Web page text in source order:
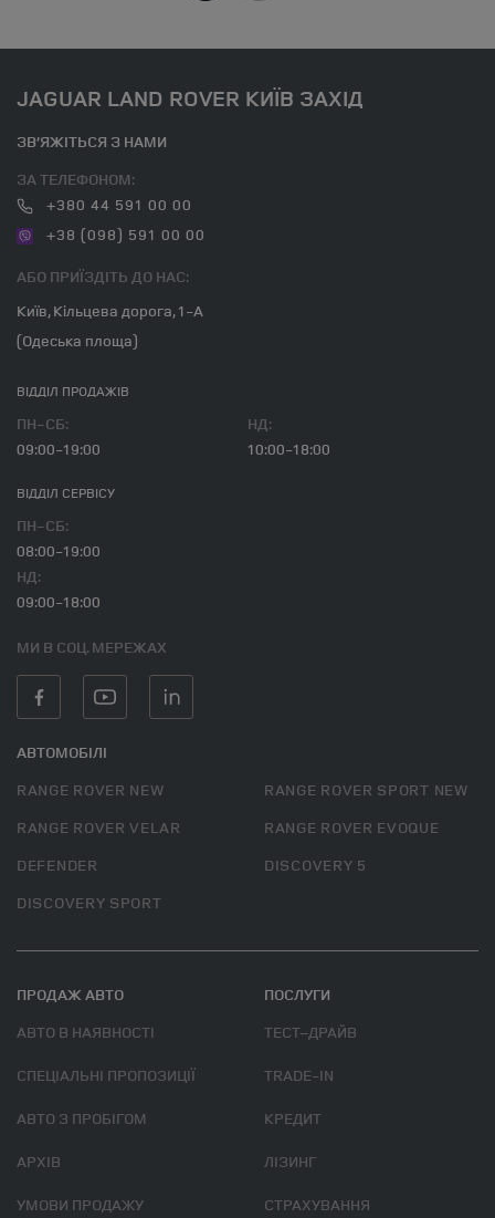
JAGUAR LAND ROVER КИЇВ ЗАХІД
ЗВ’ЯЖІТЬСЯ З НАМИ
ЗА ТЕЛЕФОНОМ:
+380 44 591 00 00
+38 (098) 591 00 00
АБО ПРИЇЗДІТЬ ДО НАС:
Київ, Кільцева дорога, 1-А
(Одеська площа)
ВІДДІЛ ПРОДАЖІВ
ПН-СБ:
09:00-19:00
НД:
10:00-18:00
ВІДДІЛ CЕРВІСУ
ПН-СБ:
08:00-19:00
НД:
09:00-18:00
МИ В СОЦ. МЕРЕЖАХ
АВТОМОБІЛІ
RANGE ROVER NEW
RANGE ROVER SPORT NEW
RANGE ROVER VELAR
RANGE ROVER EVOQUE
DEFENDER
DISCOVERY 5
DISCOVERY SPORT
ПРОДАЖ АВТО
АВТО В НАЯВНОСТІ
СПЕЦІАЛЬНІ ПРОПОЗИЦІЇ
АВТО З ПРОБІГОМ
АРХІВ
УМОВИ ПРОДАЖУ
ПОСЛУГИ
ТЕСТ–ДРАЙВ
TRADE-IN
КРЕДИТ
ЛІЗИНГ
СТРАХУВАННЯ